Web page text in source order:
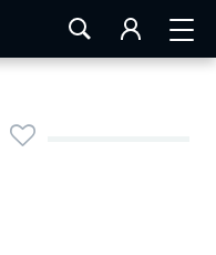
LA ROCHELLE